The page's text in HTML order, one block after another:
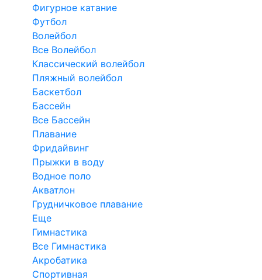
Фигурное катание
Футбол
Волейбол
Все Волейбол
Классический волейбол
Пляжный волейбол
Баскетбол
Бассейн
Все Бассейн
Плавание
Фридайвинг
Прыжки в воду
Водное поло
Акватлон
Грудничковое плавание
Еще
Гимнастика
Все Гимнастика
Акробатика
Спортивная